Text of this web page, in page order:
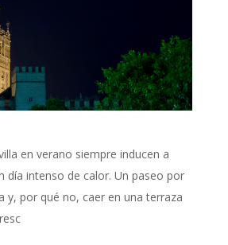
en verano siempre inducen a
día intenso de calor. Un paseo por
y, por qué no, caer en una terraza